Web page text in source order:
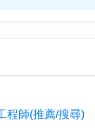
程師(推薦/搜尋)